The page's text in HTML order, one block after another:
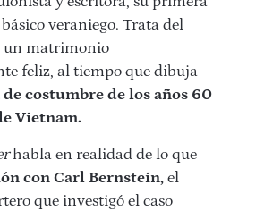
veraniego. Trata del
un matrimonio
feliz, al tiempo que dibuja
costumbre de los años 60
Vietnam.
habla en realidad de lo que
con Carl Bernstein, el
que investigó el caso